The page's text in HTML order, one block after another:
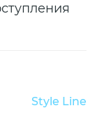
Style Line